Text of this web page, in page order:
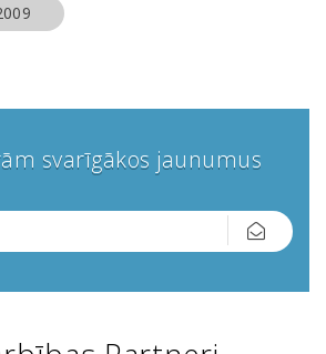
svarīgākos jaunumus